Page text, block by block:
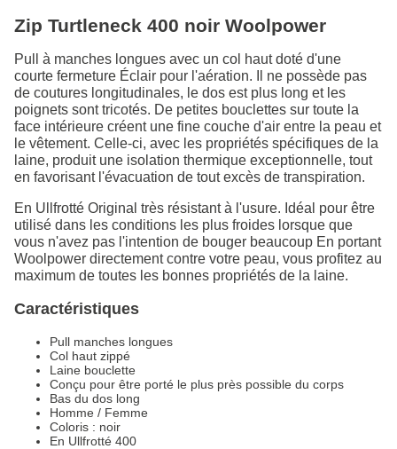
Zip Turtleneck 400 noir Woolpower
Pull à manches longues avec un col haut doté d'une
courte fermeture Éclair pour l'aération. Il ne possède pas
de coutures longitudinales, le dos est plus long et les
poignets sont tricotés. De petites bouclettes sur toute la
face intérieure créent une fine couche d'air entre la peau et
le vêtement. Celle-ci, avec les propriétés spécifiques de la
laine, produit une isolation thermique exceptionnelle, tout
en favorisant l'évacuation de tout excès de transpiration.
En Ullfrotté Original très résistant à l'usure. Idéal pour être
utilisé dans les conditions les plus froides lorsque que
vous n'avez pas l'intention de bouger beaucoup En portant
Woolpower directement contre votre peau, vous profitez au
maximum de toutes les bonnes propriétés de la laine.
Caractéristiques
Pull manches longues
Col haut zippé
Laine bouclette
Conçu pour être porté le plus près possible du corps
Bas du dos long
Homme / Femme
Coloris : noir
En Ullfrotté 400